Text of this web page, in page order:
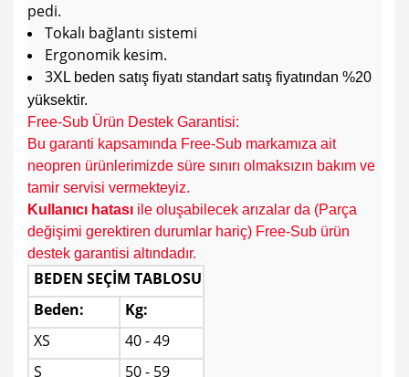
pedi.
Tokalı bağlantı sistemi
Ergonomik kesim.
3XL beden satış fiyatı standart satış fiyatından %20
yüksektir.
Free-Sub Ürün Destek Garantisi:
Bu garanti kapsamında Free-Sub markamıza ait
neopren ürünlerimizde süre sınırı olmaksızın bakım ve
tamir servisi vermekteyiz.
Kullanıcı hatası ile oluşabilecek arızalar da (Parça
değişimi gerektiren durumlar hariç) Free-Sub ürün
destek garantisi altındadır.
BEDEN SEÇİM TABLOSU
Beden:
Kg:
XS
40 - 49
S
50 - 59